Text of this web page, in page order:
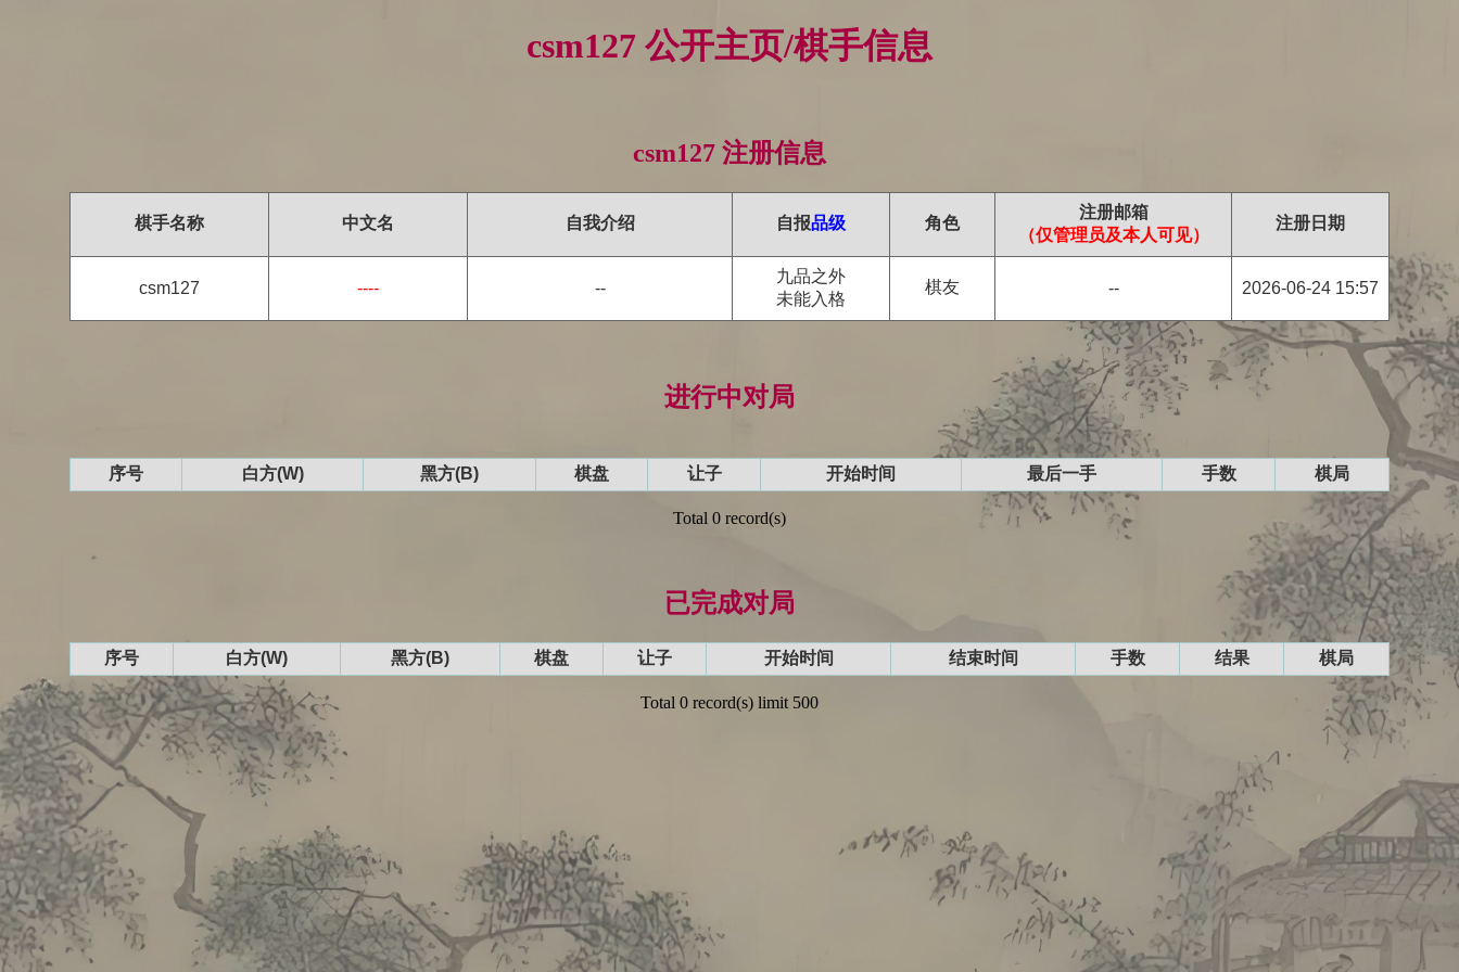
csm127 公开主页/棋手信息
csm127 注册信息
棋手名称 中文名 自我介绍 自报品级 角色
注册邮箱
（仅管理员及本人可见）
注册日期
csm127 ---- --
九品之外
未能入格
棋友 -- 2026-06-24 15:57
进行中对局
序号 白方(W) 黑方(B) 棋盘 让子 开始时间 最后一手 手数 棋局
Total 0 record(s)
已完成对局
序号 白方(W) 黑方(B) 棋盘 让子 开始时间 结束时间 手数 结果 棋局
Total 0 record(s) limit 500